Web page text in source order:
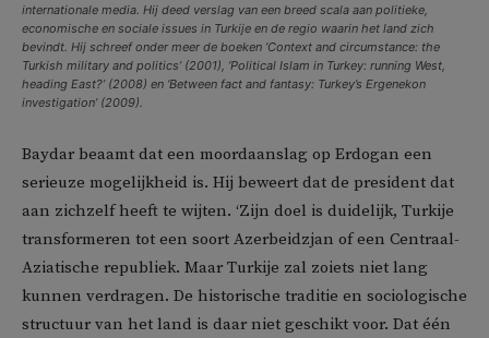
internationale media. Hij deed verslag van een breed scala aan politieke,
economische en sociale issues in Turkije en de regio waarin het land zich
bevindt. Hij schreef onder meer de boeken ‘Context and circumstance: the
Turkish military and politics’ (2001), ‘Political Islam in Turkey: running West,
heading East?’ (2008) en ‘Between fact and fantasy: Turkey’s Ergenekon
investigation’ (2009).
Baydar beaamt dat een moordaanslag op Erdogan een
serieuze mogelijkheid is. Hij beweert dat de president dat
aan zichzelf heeft te wijten. ‘Zijn doel is duidelijk, Turkije
transformeren tot een soort Azerbeidzjan of een Centraal-
Aziatische republiek. Maar Turkije zal zoiets niet lang
kunnen verdragen. De historische traditie en sociologische
structuur van het land is daar niet geschikt voor. Dat één